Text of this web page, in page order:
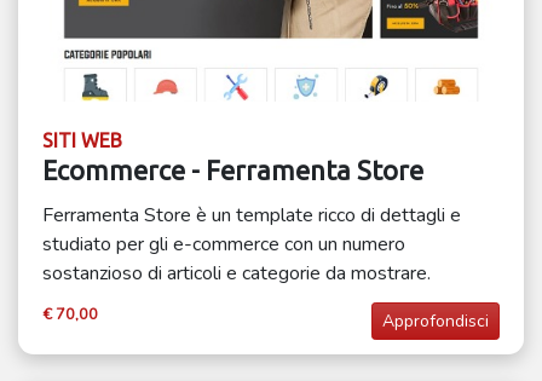
SITI WEB
Ecommerce - Ferramenta Store
Ferramenta Store è un template ricco di dettagli e
studiato per gli e-commerce con un numero
sostanzioso di articoli e categorie da mostrare.
€ 70,00 Approfondisci